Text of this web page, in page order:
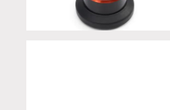
56100448 Manopole Adversary